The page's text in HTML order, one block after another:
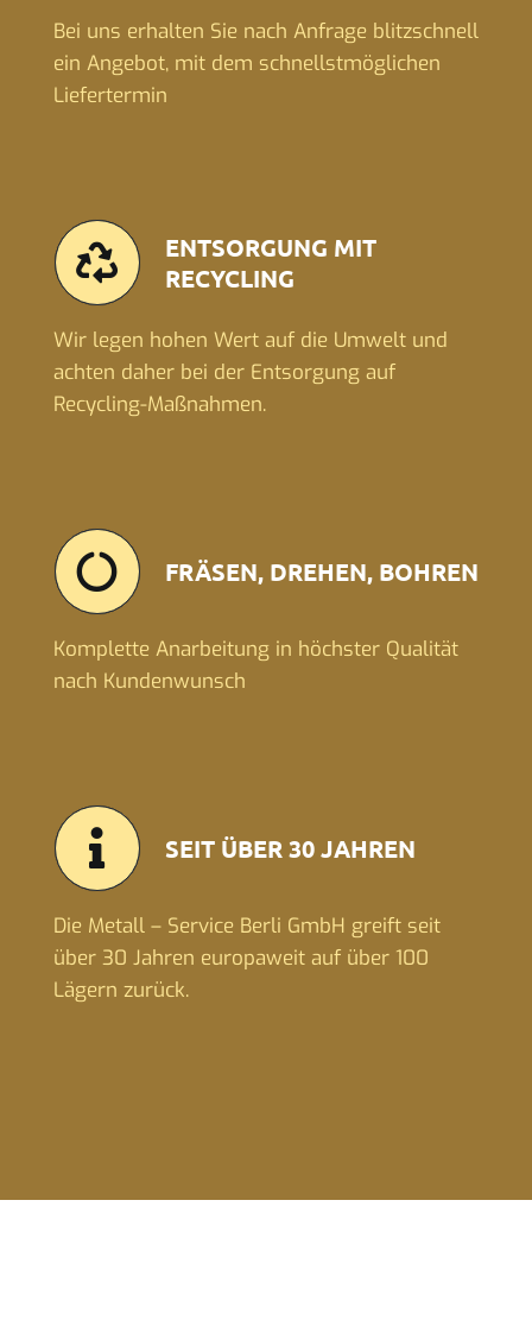
Bei uns erhalten Sie nach Anfrage blitzschnell
ein Angebot, mit dem schnellstmöglichen
Liefertermin
ENTSORGUNG MIT
RECYCLING
Wir legen hohen Wert auf die Umwelt und
achten daher bei der Entsorgung auf
Recycling-Maßnahmen.
FRÄSEN, DREHEN, BOHREN
Komplette Anarbeitung in höchster Qualität
nach Kundenwunsch
SEIT ÜBER 30 JAHREN
Die Metall – Service Berli GmbH greift seit
über 30 Jahren europaweit auf über 100
Lägern zurück.